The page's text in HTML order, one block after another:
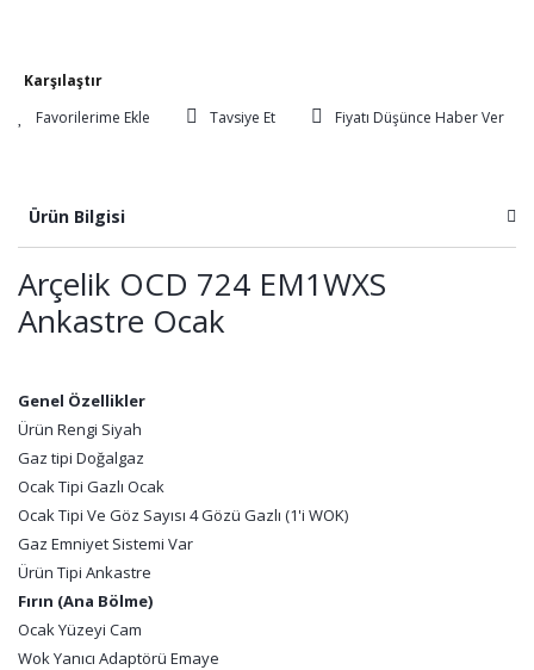
Karşılaştır
Tavsiye Et
Fiyatı Düşünce Haber Ver
Ürün Bilgisi
Arçelik OCD 724 EM1WXS
Ankastre Ocak
Genel Özellikler
Ürün Rengi Siyah
Gaz tipi Doğalgaz
Ocak Tipi Gazlı Ocak
Ocak Tipi Ve Göz Sayısı 4 Gözü Gazlı (1'i WOK)
Gaz Emniyet Sistemi Var
Ürün Tipi Ankastre
Fırın (Ana Bölme)
Ocak Yüzeyi Cam
Wok Yanıcı Adaptörü Emaye